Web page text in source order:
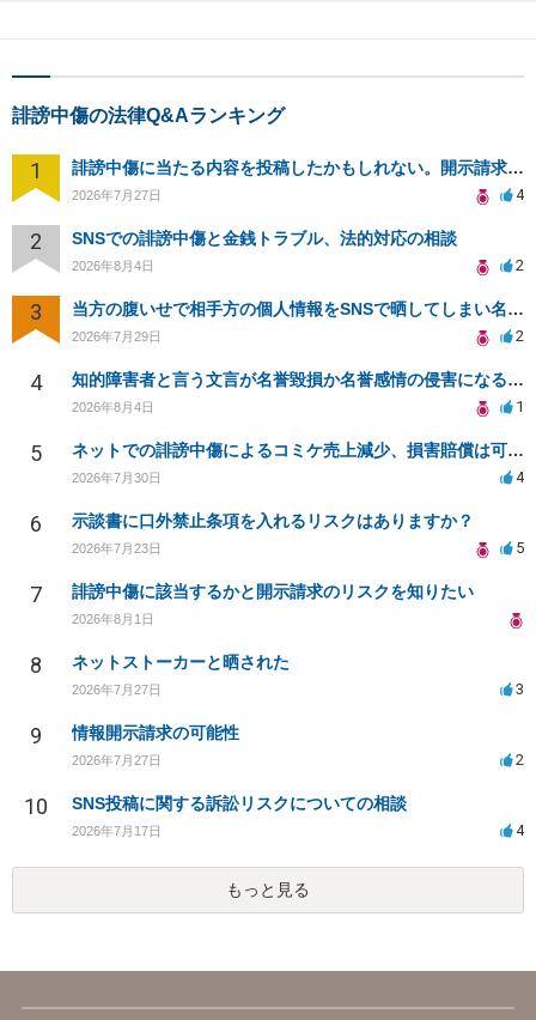
誹謗中傷の法律Q&Aランキング
1 誹謗中傷に当たる内容を投稿したかもしれない。開示請求や民事刑事裁判に発展しうるのか教えて欲しい。
2026年7月27日 4
2 SNSでの誹謗中傷と金銭トラブル、法的対応の相談
2026年8月4日 2
3 当方の腹いせで相手方の個人情報をSNSで晒してしまい名誉毀損させてしまったかもしれない
2026年7月29日 2
4 知的障害者と言う文言が名誉毀損か名誉感情の侵害になるか教えてほしい。
2026年8月4日 1
5 ネットでの誹謗中傷によるコミケ売上減少、損害賠償は可能か？
2026年7月30日 4
6 示談書に口外禁止条項を入れるリスクはありますか？
2026年7月23日 5
7 誹謗中傷に該当するかと開示請求のリスクを知りたい
2026年8月1日
8 ネットストーカーと晒された
2026年7月27日 3
9 情報開示請求の可能性
2026年7月27日 2
10 SNS投稿に関する訴訟リスクについての相談
2026年7月17日 4
もっと見る